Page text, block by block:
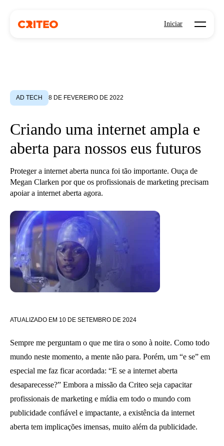
Iniciar Open
AD TECH 8 DE FEVEREIRO DE 2022
Criando uma internet ampla e
aberta para nossos eus futuros
Proteger a internet aberta nunca foi tão importante. Ouça de
Megan Clarken por que os profissionais de marketing precisam
apoiar a internet aberta agora.
ATUALIZADO EM 10 DE SETEMBRO DE 2024
Sempre me perguntam o que me tira o sono à noite. Como todo
mundo neste momento, a mente não para. Porém, um “e se” em
especial me faz ficar acordada: “E se a internet aberta
desaparecesse?” Embora a missão da Criteo seja capacitar
profissionais de marketing e mídia em todo o mundo com
publicidade confiável e impactante, a existência da internet
aberta tem implicações imensas, muito além da publicidade.